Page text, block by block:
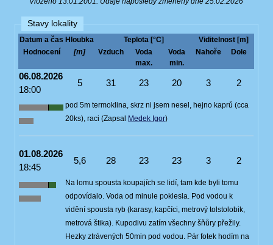
Stavy lokality
Datum a čas Hloubka Teplota [°C]
Viditelnost [m]
Hodnocení
[m] Vzduch
Voda
max.
Voda
min.
Nahoře Dole
06.08.2026
18:00
5 31 23 20 3 2
pod 5m termoklina, skrz ni jsem nesel, hejno kaprů (cca
20ks), raci (Zapsal Medek Igor)
01.08.2026
18:45
5,6 28 23 23 3 2
Na lomu spousta koupajích se lidí, tam kde byli tomu
odpovídalo. Voda od minule poklesla. Pod vodou k
vidění spousta ryb (karasy, kapčíci, metrový tolstolobik,
metrová štika). Kupodivu zatím všechny šňůry přežily.
Hezky ztrávených 50min pod vodou. Pár fotek hodím na